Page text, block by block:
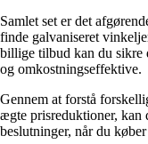
Samlet set er det
finde galvaniseret
billige tilbud kan du sikre
og omkostningseffektive.
Gennem at forstå
ægte prisreduktioner,
beslutninger, når du